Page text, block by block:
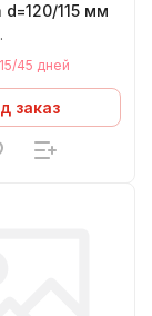
115 мм
45 дней
заказ